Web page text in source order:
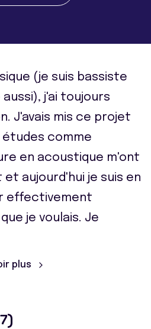
(je suis bassiste
j'ai toujours
J'avais mis ce projet
comme
en acoustique m'ont
aujourd'hui je suis en
effectivement
je voulais. Je
plus